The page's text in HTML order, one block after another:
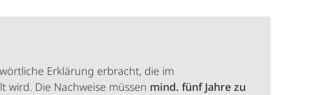
Erklärung erbracht, die im
Die Nachweise müssen mind. fünf Jahre zu